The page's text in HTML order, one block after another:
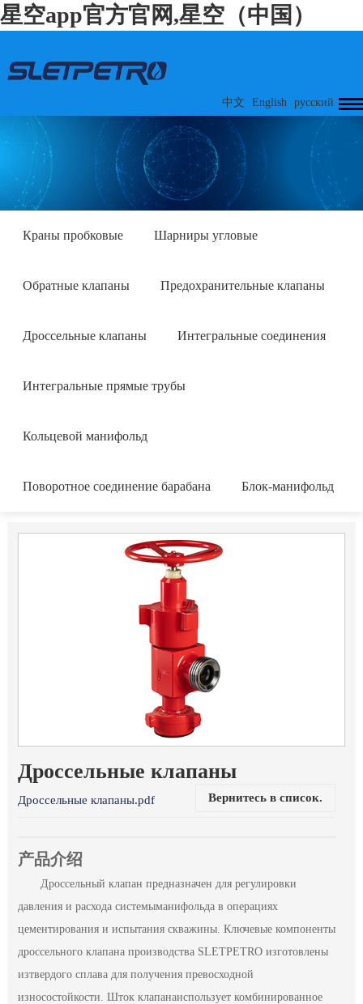
星空app官方官网,星空（中国）
中文 English русский
Краны пробковые Шарниры угловые
Обратные клапаны Предохранительные клапаны
Дроссельные клапаны Интегральные соединения
Интегральные прямые трубы
Кольцевой манифольд
Поворотное соединение барабана Блок-манифольд
Дроссельные клапаны
Вернитесь в список.
Дроссельные клапаны.pdf
产品介绍
Дроссельный клапан предназначен для регулировки
давления и расхода системыманифольда в операциях
цементирования и испытания скважины. Ключевые компоненты
дроссельного клапана производства SLETPETRO изготовлены
изтвердого сплава для получения превосходной
износостойкости. Шток клапанаиспользует комбинированное